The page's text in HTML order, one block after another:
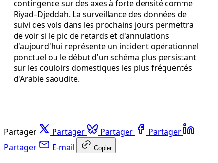
contingence sur des axes à forte densité comme
Riyad–Djeddah. La surveillance des données de
suivi des vols dans les prochains jours permettra
de voir si le pic de retards et d'annulations
d'aujourd'hui représente un incident opérationnel
ponctuel ou le début d'un schéma plus persistant
sur les couloirs domestiques les plus fréquentés
d'Arabie saoudite.
Partager Partager Partager
Partager
Partager
E-mail Copier